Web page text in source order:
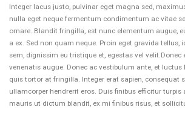
Integer lacus justo, pulvinar eget magna sed,
nulla eget neque fermentum condimentum ac vitae
ornare. Blandit fringilla, est nunc elementum augue,
a ex. Sed non quam neque. Proin eget gravida tellus,
sem, dignissim eu tristique et, egestas vel velit.Donec
venenatis augue. Donec ac vestibulum ante, et luctus
quis tortor at fringilla. Integer erat sapien, consequat
ullamcorper hendrerit eros. Duis finibus efficitur turpis
mauris ut dictum blandit, ex mi finibus risus, et